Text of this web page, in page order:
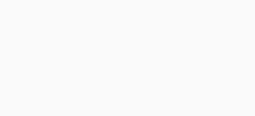
množstiev
ceny aktíva. A zároveň
že za tým aktívom nie je
nie je za tým use case, že je